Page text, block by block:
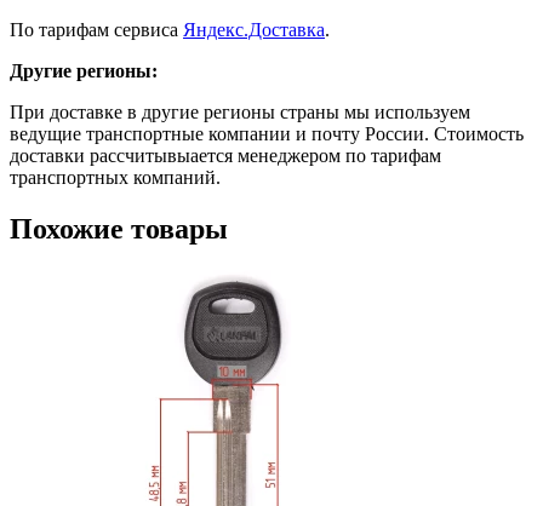
По тарифам сервиса Яндекс.Доставка.
Другие регионы:
При доставке в другие регионы страны мы используем
ведущие транспортные компании и почту России. Стоимость
доставки рассчитывыается менеджером по тарифам
транспортных компаний.
Похожие товары